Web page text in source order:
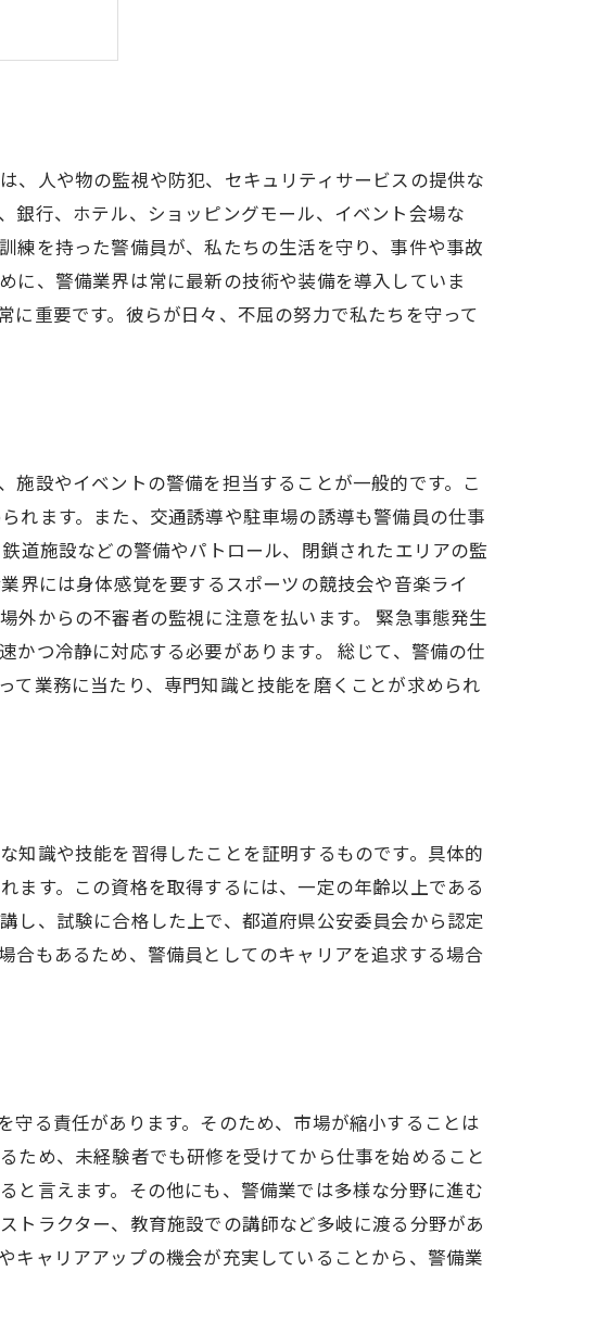
、人や物の監視や防犯、セキュリティサービスの提供な
銀行、ホテル、ショッピングモール、イベント会場な
練を持った警備員が、私たちの生活を守り、事件や事故
に、警備業界は常に最新の技術や装備を導入していま
重要です。彼らが日々、不屈の努力で私たちを守って
設やイベントの警備を担当することが一般的です。こ
れます。また、交通誘導や駐車場の誘導も警備員の仕事
道施設などの警備やパトロール、閉鎖されたエリアの監
界には身体感覚を要するスポーツの競技会や音楽ライ
外からの不審者の監視に注意を払います。 緊急事態発生
つ冷静に対応する必要があります。 総じて、警備の仕
て業務に当たり、専門知識と技能を磨くことが求められ
知識や技能を習得したことを証明するものです。具体的
ます。この資格を取得するには、一定の年齢以上である
し、試験に合格した上で、都道府県公安委員会から認定
合もあるため、警備員としてのキャリアを追求する場合
る責任があります。そのため、市場が縮小することは
ため、未経験者でも研修を受けてから仕事を始めること
と言えます。その他にも、警備業では多様な分野に進む
トラクター、教育施設での講師など多岐に渡る分野があ
キャリアアップの機会が充実していることから、警備業